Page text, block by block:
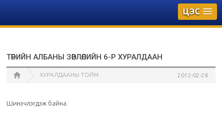
ЦЭС
ТӨРИЙН АЛБАНЫ ЗӨВЛӨЛИЙН 6-Р ХУРАЛДААН
ХУРАЛДААНЫ ТОЙМ 2012-02-28
Шинэчлэгдэж байна.